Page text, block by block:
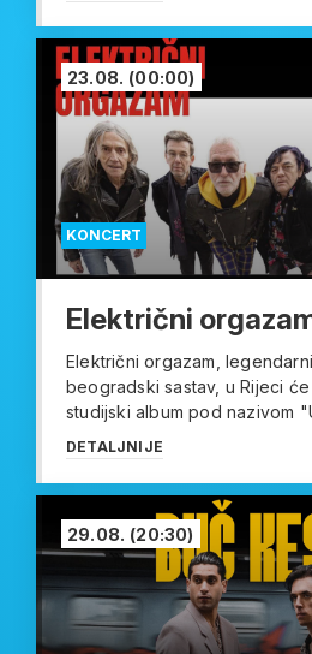
KONCERT
23.08. (00:00)
Električni
Električni orgazam,
beogradski sastav, u Rijeci
studijski album pod nazivom
DETALJNIJE
29.08. (20:30)